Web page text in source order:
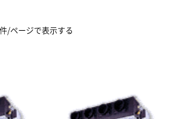
件/ページで表示する